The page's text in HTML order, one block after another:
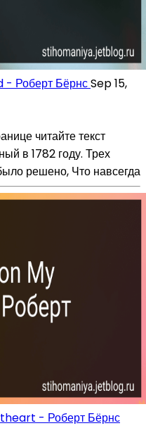
Роберт БёрнсSep 15,
читайте текст
в 1782 году. Трех
решено, Что навсегда
- Роберт Бёрнс